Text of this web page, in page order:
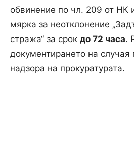
обвинение по чл. 209 от НК
мярка за неотклонение
стража“ за срок до 72 часа.
документирането на
надзора на прокуратурата.